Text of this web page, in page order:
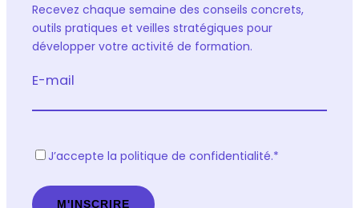
Recevez chaque semaine des conseils concrets,
outils pratiques et veilles stratégiques pour
développer votre activité de formation.
E-mail
R
P
J’accepte la politique de confidentialité.*